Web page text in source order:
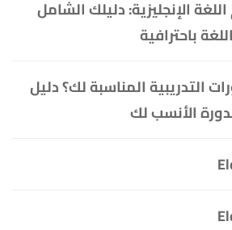
الإنجليزية: دليلك الشامل
باحترافية
التدريبية المناسبة لك؟ دليل
الأنسب لك